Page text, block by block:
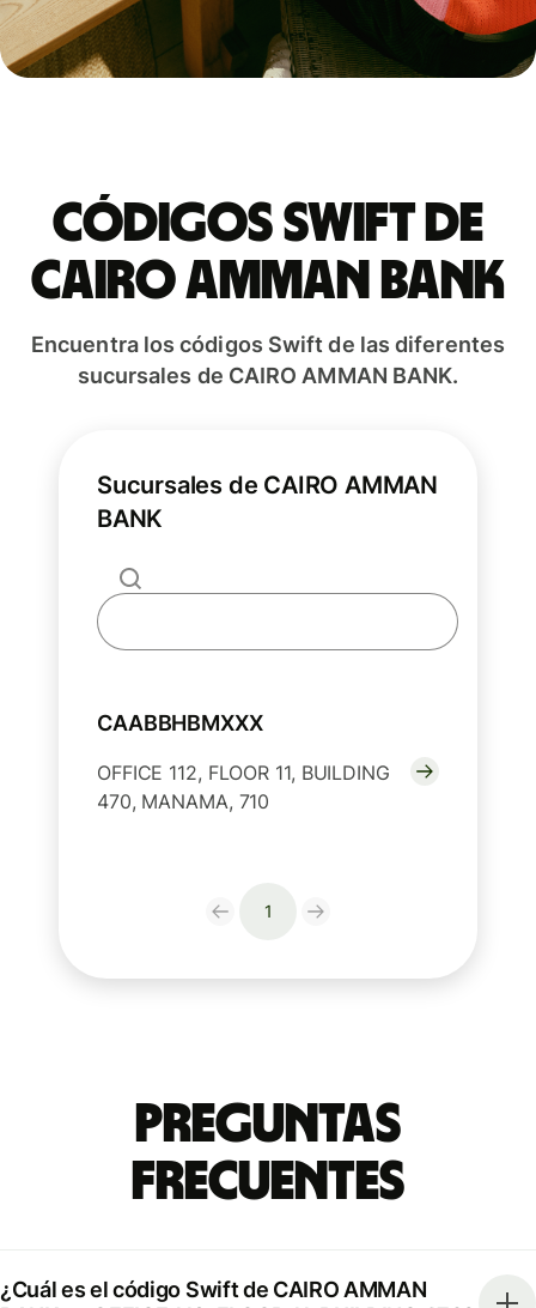
Códigos Swift de
CAIRO AMMAN BANK
Encuentra los códigos Swift de las diferentes
sucursales de CAIRO AMMAN BANK.
Sucursales de CAIRO AMMAN
BANK
CAABBHBMXXX
OFFICE 112, FLOOR 11, BUILDING
470, MANAMA, 710
1
Preguntas
Frecuentes
¿Cuál es el código Swift de CAIRO AMMAN